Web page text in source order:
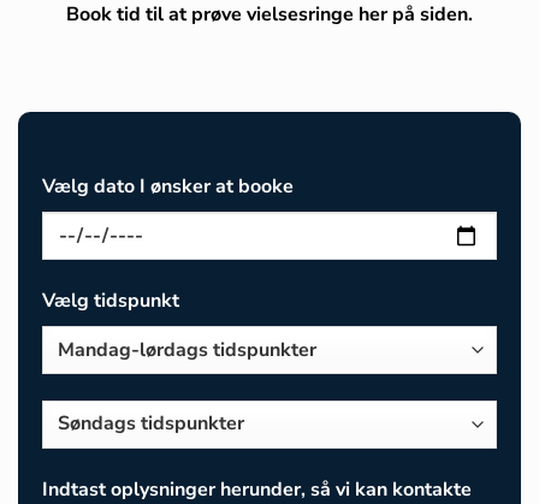
Book tid til at prøve vielsesringe her på siden.
Vælg dato I ønsker at booke
Vælg tidspunkt
Indtast oplysninger herunder, så vi kan kontakte